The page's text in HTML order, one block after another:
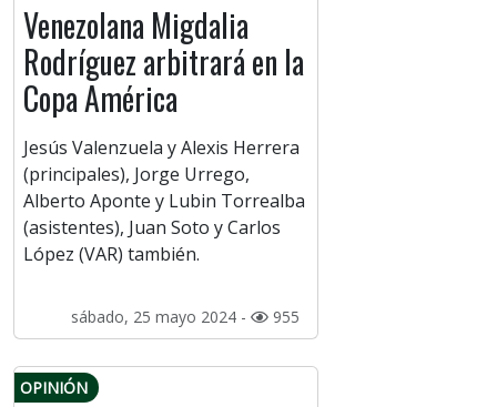
Venezolana Migdalia
Rodríguez arbitrará en la
Copa América
Jesús Valenzuela y Alexis Herrera
(principales), Jorge Urrego,
Alberto Aponte y Lubin Torrealba
(asistentes), Juan Soto y Carlos
López (VAR) también.
sábado, 25 mayo 2024 - 955
OPINIÓN